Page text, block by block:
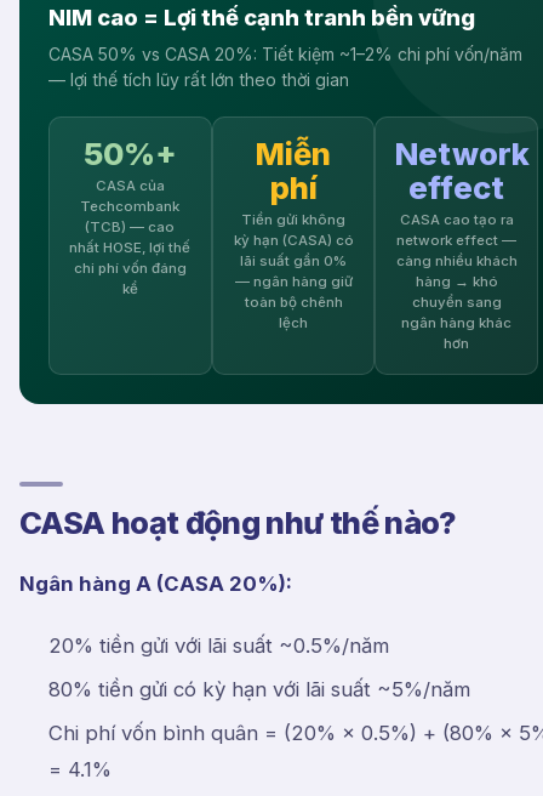
NIM cao = Lợi thế cạnh tranh bền vững
CASA 50% vs CASA 20%: Tiết kiệm ~1–2% chi phí vốn/năm
— lợi thế tích lũy rất lớn theo thời gian
50%+
CASA của
Techcombank
(TCB) — cao
nhất HOSE, lợi thế
chi phí vốn đáng
kể
Miễn
phí
Tiền gửi không
kỳ hạn (CASA) có
lãi suất gần 0%
— ngân hàng giữ
toàn bộ chênh
lệch
Network
effect
CASA cao tạo ra
network effect —
càng nhiều khách
hàng → khó
chuyển sang
ngân hàng khác
hơn
CASA hoạt động như thế nào?
Ngân hàng A (CASA 20%):
20% tiền gửi với lãi suất ~0.5%/năm
80% tiền gửi có kỳ hạn với lãi suất ~5%/năm
Chi phí vốn bình quân = (20% × 0.5%) + (80% ×
= 4.1%